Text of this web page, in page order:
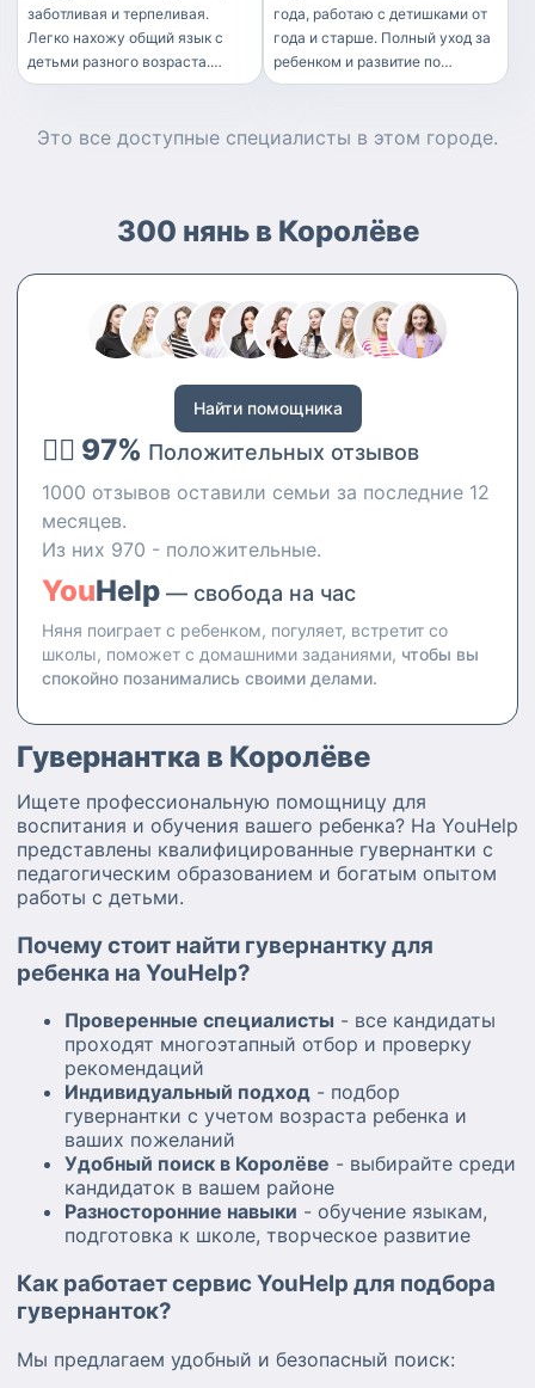
заботливая и терпеливая.
Легко нахожу общий язык с
детьми разного возраста.
Более старших готовлю к
Люблю читать детям книги с
"Воспитатель в дошкольном
квалификации «Воспитатель
детей дошкольного возраста»
+" Педагог раннего развития".
Закончила художественную
года, работаю с детишками от
года и старше. Полный уход за
ребенком и развитие по
возрасту, Подготовка к школе,
игры Приготовление еды,
сад,школу,секции
Это все доступные специалисты в этом городе.
300 нянь в Королёве
Найти помощника
👍🏻 97% Положительных отзывов
1000 отзывов оставили семьи за последние 12
месяцев.
Из них 970 - положительные.
YouHelp — свобода на час
Няня поиграет с ребенком, погуляет, встретит со
школы, поможет с домашними заданиями, чтобы вы
спокойно позанимались своими делами.
Гувернантка в Королёве
Ищете профессиональную помощницу для
воспитания и обучения вашего ребенка? На YouHelp
представлены квалифицированные гувернантки с
педагогическим образованием и богатым опытом
работы с детьми.
Почему стоит найти гувернантку для
ребенка на YouHelp?
Проверенные специалисты - все кандидаты
проходят многоэтапный отбор и проверку
рекомендаций
Индивидуальный подход - подбор
гувернантки с учетом возраста ребенка и
ваших пожеланий
Удобный поиск в Королёве - выбирайте среди
кандидаток в вашем районе
Разносторонние навыки - обучение языкам,
подготовка к школе, творческое развитие
Как работает сервис YouHelp для подбора
гувернанток?
Мы предлагаем удобный и безопасный поиск: